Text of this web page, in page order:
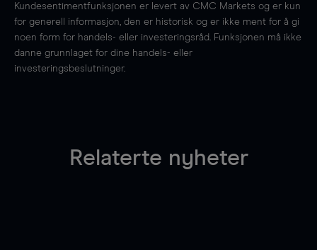
Kundesentimentfunksjonen er levert av CMC Markets og er kun
for generell informasjon, den er historisk og er ikke ment for å gi
noen form for handels- eller investeringsråd. Funksjonen må ikke
danne grunnlaget for dine handels- eller
investeringsbeslutninger.
Relaterte nyheter